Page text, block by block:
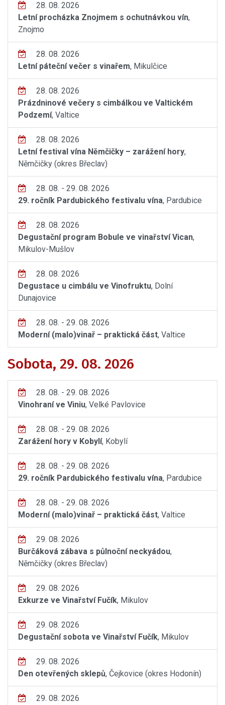
28. 08. 2026
Letní procházka Znojmem s ochutnávkou vín,
Znojmo
28. 08. 2026
Letní páteční večer s vinařem, Mikulčice
28. 08. 2026
Prázdninové večery s cimbálkou ve Valtickém
Podzemí, Valtice
28. 08. 2026
Letní festival vína Němčičky – zarážení hory,
Němčičky (okres Břeclav)
28. 08. - 29. 08. 2026
29. ročník Pardubického festivalu vína, Pardubice
28. 08. 2026
Degustační program Bobule ve vinařství Vican,
Mikulov-Mušlov
28. 08. 2026
Degustace u cimbálu ve Vinofruktu, Dolní
Dunajovice
28. 08. - 29. 08. 2026
Moderní (malo)vinař – praktická část, Valtice
Sobota, 29. 08. 2026
28. 08. - 29. 08. 2026
Vinohraní ve Viniu, Velké Pavlovice
28. 08. - 29. 08. 2026
Zarážení hory v Kobylí, Kobylí
28. 08. - 29. 08. 2026
29. ročník Pardubického festivalu vína, Pardubice
28. 08. - 29. 08. 2026
Moderní (malo)vinař – praktická část, Valtice
29. 08. 2026
Burčáková zábava s půlnoční neckyádou,
Němčičky (okres Břeclav)
29. 08. 2026
Exkurze ve Vinařství Fučík, Mikulov
29. 08. 2026
Degustační sobota ve Vinařství Fučík, Mikulov
29. 08. 2026
Den otevřených sklepů, Čejkovice (okres Hodonín)
29. 08. 2026